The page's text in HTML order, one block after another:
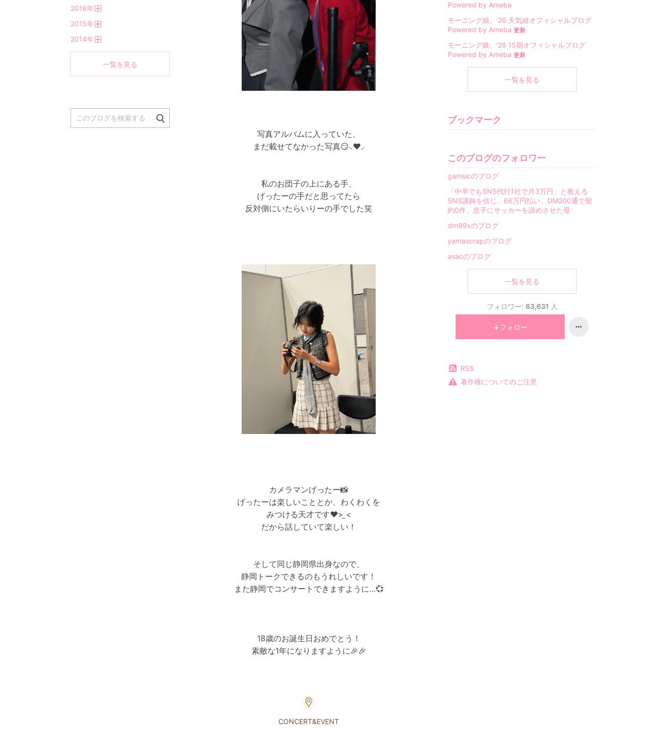
写真アルバムに入っていた、
まだ載せてなかった写真😏⸜❤️⸝
私のお団子の上にある手、
げったーの手だと思ってたら
反対側にいたらいりーの手でした笑
カメラマンげったー📸
げったーは楽しいこととか、わくわくを
みつける天才です❤️>‎ ̫<
だから話していて楽しい！
そして同じ静岡県出身なので、
静岡トークできるのもうれしいです！
また静岡でコンサートできますように…💞
18歳のお誕生日おめでとう！
素敵な1年になりますように🎉🎉
CONCERT&EVENT
Powered by Ameba
モーニング娘。‘26 天気組オフィシャルブログ
Powered by Ameba 更新
モーニング娘。’26 15期オフィシャルブログ
Powered by Ameba 更新
一覧を見る
ブックマーク
このブログのフォロワー
gamsicのブログ
「中卒でもSNS代行1社で月3万円」と教える
SNS講師を信じ、66万円払い、DM200通で契
約0件、息子にサッカーを諦めさせた母
dm99xのブログ
yamascrapのブログ
asacのブログ
一覧を見る
フォロワー: 63,631 人
フォロー
RSS
著作権についてのご注意
2016年
2015年
2014年
一覧を見る